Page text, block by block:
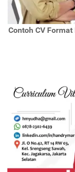
Contoh CV